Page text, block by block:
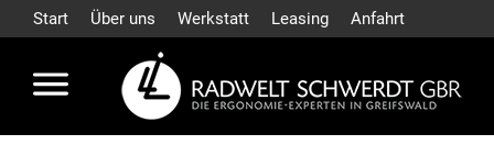
Start Über uns Werkstatt Leasing Anfahrt